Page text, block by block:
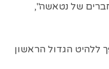
של נטאשה",
ללהיט הגדול הראשון